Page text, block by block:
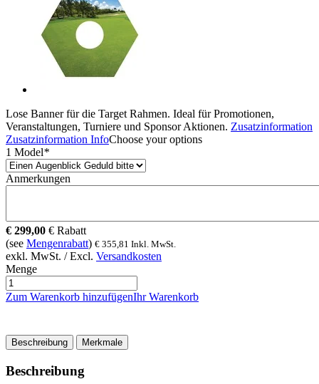
Lose Banner für die Target Rahmen. Ideal für Promotionen,
Veranstaltungen, Turniere und Sponsor Aktionen. Zusatzinformation
Zusatzinformation InfoChoose your options
1 Model*
Anmerkungen
€ 299,00 € Rabatt
(see Mengenrabatt) € 355,81 Inkl. MwSt.
exkl. MwSt. / Excl. Versandkosten
Menge
Zum Warenkorb hinzufügenIhr Warenkorb
Beschreibung Merkmale
Beschreibung